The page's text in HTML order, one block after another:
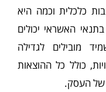
כלכלית וכמה היא
האשראי יכולים
מובילים לגדילה
כולל כל ההוצאות
של העסק.